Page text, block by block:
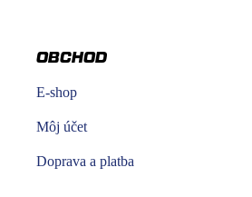
OBCHOD
E-shop
Môj účet
Doprava a platba